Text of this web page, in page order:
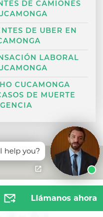
DE CAMIONES
DE UBER EN
LABORAL
CUCAMONGA
DE MUERTE
Llámanos ahora
help you?